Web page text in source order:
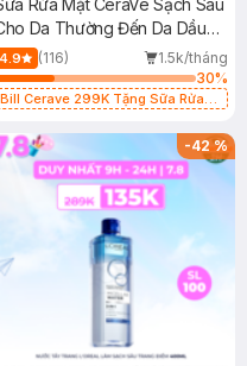
Rửa Mặt CeraVe Sạch Sâu
Da Thường Đến Da Dầu
4.9 (116)
1.5k/tháng
30%
Bill Cerave 299K Tặng Sữa Rửa
-42%